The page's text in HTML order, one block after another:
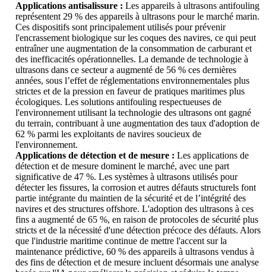
Applications antisalissure : Les appareils à ultrasons antifouling
représentent 29 % des appareils à ultrasons pour le marché marin.
Ces dispositifs sont principalement utilisés pour prévenir
l'encrassement biologique sur les coques des navires, ce qui peut
entraîner une augmentation de la consommation de carburant et
des inefficacités opérationnelles. La demande de technologie à
ultrasons dans ce secteur a augmenté de 56 % ces dernières
années, sous l’effet de réglementations environnementales plus
strictes et de la pression en faveur de pratiques maritimes plus
écologiques. Les solutions antifouling respectueuses de
l'environnement utilisant la technologie des ultrasons ont gagné
du terrain, contribuant à une augmentation des taux d'adoption de
62 % parmi les exploitants de navires soucieux de
l'environnement.
Applications de détection et de mesure : Les applications de
détection et de mesure dominent le marché, avec une part
significative de 47 %. Les systèmes à ultrasons utilisés pour
détecter les fissures, la corrosion et autres défauts structurels font
partie intégrante du maintien de la sécurité et de l’intégrité des
navires et des structures offshore. L'adoption des ultrasons à ces
fins a augmenté de 65 %, en raison de protocoles de sécurité plus
stricts et de la nécessité d'une détection précoce des défauts. Alors
que l'industrie maritime continue de mettre l'accent sur la
maintenance prédictive, 60 % des appareils à ultrasons vendus à
des fins de détection et de mesure incluent désormais une analyse